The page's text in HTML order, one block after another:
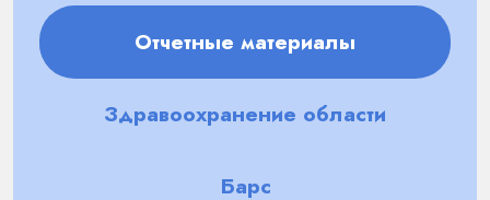
Отчетные материалы
Здравоохранение области
Барс